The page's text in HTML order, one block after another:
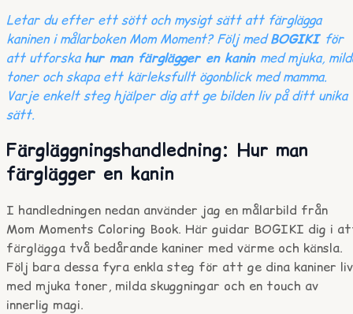
Letar du efter ett sött och mysigt sätt att färglägga
kaninen i målarboken Mom Moment? Följ medBOGIKI för
att utforskahur man färglägger en kanin med mjuka,
toner och skapa ett kärleksfullt ögonblick med mamma.
Varje enkelt steg hjälper dig att ge bilden liv på ditt unika
sätt.
Färgläggningshandledning: Hur man
färglägger en kanin
I handledningen nedan använder jag en målarbild från
Mom Moments Coloring Book. Här guidar BOGIKI dig i
färglägga två bedårande kaniner med värme och känsla.
Följ bara dessa fyra enkla steg för att ge dina kaniner liv
med mjuka toner, milda skuggningar och en touch av
innerlig magi.